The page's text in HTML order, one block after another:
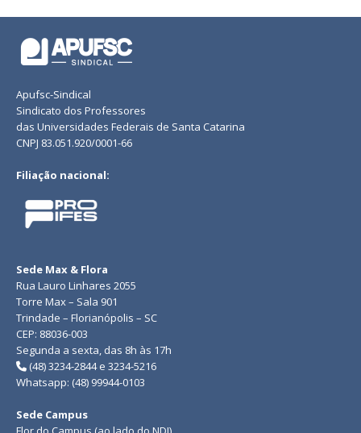
Apufsc-Sindical
Sindicato dos Professores
das Universidades Federais de Santa Catarina
CNPJ 83.051.920/0001-66
Filiação nacional:
Sede Max & Flora
Rua Lauro Linhares 2055
Torre Max – Sala 901
Trindade – Florianópolis – SC
CEP: 88036-003
Segunda a sexta, das 8h às 17h
(48) 3234-2844 e 3234-5216
Whatsapp: (48) 99944-0103
Sede Campus